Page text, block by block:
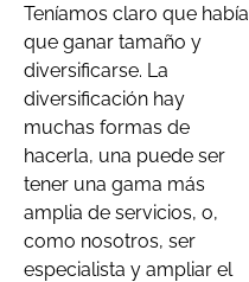
Teníamos claro que había
que ganar tamaño y
diversificarse. La
diversificación hay
muchas formas de
hacerla, una puede ser
tener una gama más
amplia de servicios, o,
como nosotros, ser
especialista y ampliar el